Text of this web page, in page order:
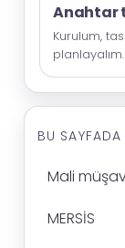
Anahtar
Kurulum,
planlayalım.
BU SAYFADA
Mali
MERSİS